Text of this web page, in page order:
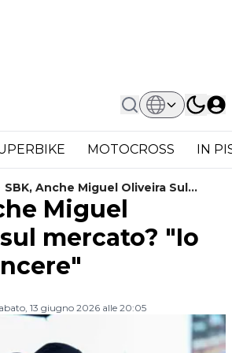
MOTOCROSS IN
SBK, Anche Miguel Oliveira Sul
Mercato? "Io Posso Vincere"
Miguel
mercato? "Io
13 giugno 2026 alle 20:05